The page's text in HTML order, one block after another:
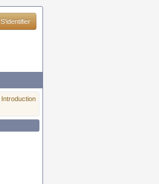
S'identifier
Introduction